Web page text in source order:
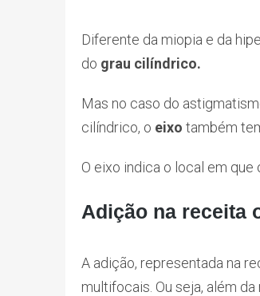
Diferente da miopia e da
do grau cilíndrico.
Mas no caso do
cilíndrico, o eixo também
O eixo indica o local em
Adição na receita
A adição, representada na
multifocais. Ou seja, além